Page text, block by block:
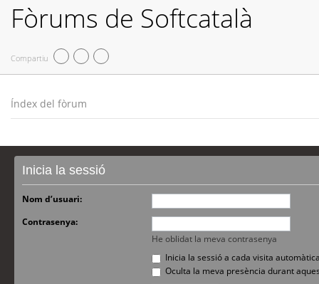
Fòrums de Softcatalà
Compartiu
Índex del fòrum
Inicia la sessió
Nom d’usuari:
Contrasenya:
He oblidat la meva contrasenya
Inicia la sessió a cada visita
Oculta la meva presència durant